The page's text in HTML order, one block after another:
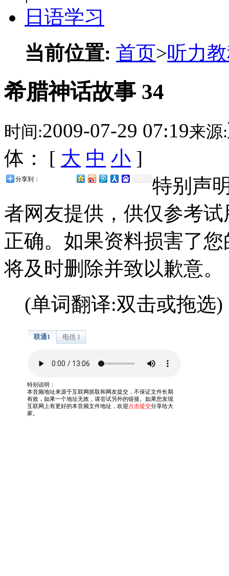
日语学习
当前位置: 首页>听力
希腊神话故事 34
时间:2009-07-29 07:19来源:
体： [ 大 中 小 ]
分享到：
特别声
者网友提供，供仅参考
正确。如果资料损害了
将及时删除并致以歉意。
(单词翻译:双击或拖选)